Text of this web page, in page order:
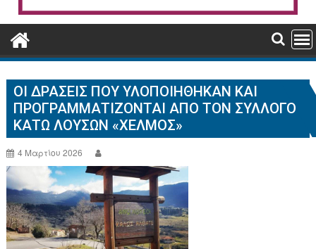
ΟΙ ΔΡΆΣΕΙΣ ΠΟΥ ΥΛΟΠΟΙΉΘΗΚΑΝ ΚΑΙ
ΠΡΟΓΡΑΜΜΑΤΊΖΟΝΤΑΙ ΑΠΌ ΤΟΝ ΣΎΛΛΟΓΟ
ΚΆΤΩ ΛΟΥΣΏΝ «ΧΕΛΜΌΣ»
4 Μαρτίου 2026